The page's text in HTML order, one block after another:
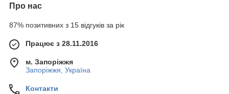
Про нас
87% позитивних з 15 відгуків за рік
Працює з 28.11.2016
м. Запоріжжя
Запоріжжя, Україна
Контакти